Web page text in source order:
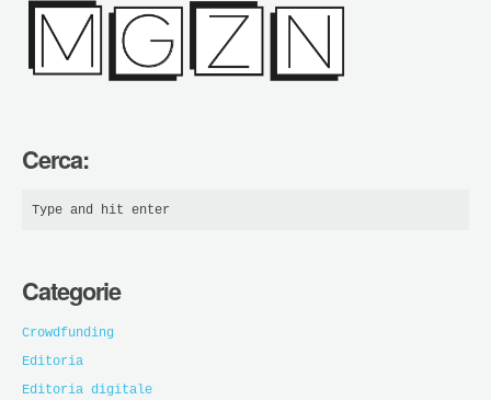
Cerca:
Categorie
Crowdfunding
Editoria
Editoria digitale